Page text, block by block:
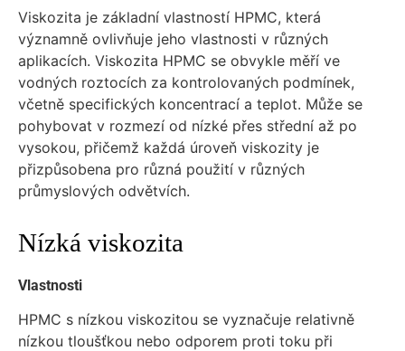
Viskozita je základní vlastností HPMC, která
významně ovlivňuje jeho vlastnosti v různých
aplikacích. Viskozita HPMC se obvykle měří ve
vodných roztocích za kontrolovaných podmínek,
včetně specifických koncentrací a teplot. Může se
pohybovat v rozmezí od nízké přes střední až po
vysokou, přičemž každá úroveň viskozity je
přizpůsobena pro různá použití v různých
průmyslových odvětvích.
Nízká viskozita
Vlastnosti
HPMC s nízkou viskozitou se vyznačuje relativně
nízkou tloušťkou nebo odporem proti toku při